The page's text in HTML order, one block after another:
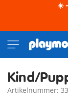
☀️ -
Kind/
Artikelnummer: